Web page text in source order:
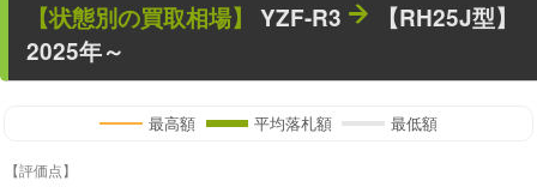
【状態別の買取相場】 YZF-R3
【RH25J型】
2025年～
最高額 平均落札額 最低額
【評価点】